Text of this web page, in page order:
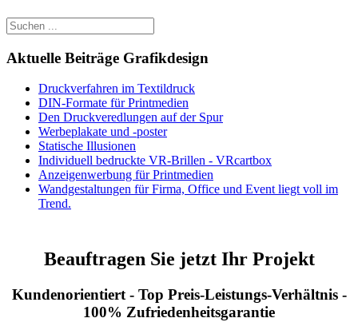
Aktuelle Beiträge Grafikdesign
Druckverfahren im Textildruck
DIN-Formate für Printmedien
Den Druckveredlungen auf der Spur
Werbeplakate und -poster
Statische Illusionen
Individuell bedruckte VR-Brillen - VRcartbox
Anzeigenwerbung für Printmedien
Wandgestaltungen für Firma, Office und Event liegt voll im
Trend.
Beauftragen Sie jetzt Ihr Projekt
Kundenorientiert - Top Preis-Leistungs-Verhältnis -
100% Zufriedenheitsgarantie